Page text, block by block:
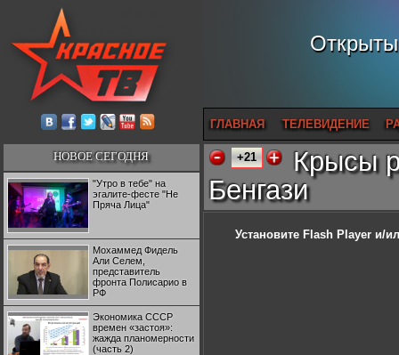
ГЛАВНАЯ ТЕЛЕВИДЕНИЕ
НОВОЕ СЕГОДНЯ
"Утро в тебе" на
эгалите-фесте "Не
Пряча Лица"
Мохаммед Фидель
Али Селем,
представитель
фронта Полисарио в
РФ
Экономика СССР
времен «застоя»:
жажда планомерности
(часть 2)
+21
Крысы
Бенгази
Установите Flash Player и/